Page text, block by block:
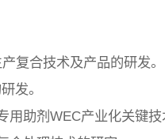
复合技术及产品的研发。
发。
助剂WEC产业化关键技